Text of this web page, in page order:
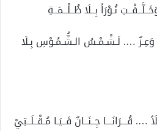
نُـوْرَاً بِــلَا ظُــلْــمَــةِ
…. لَـشْـمْـسُ الـشُّـمُـوْسِ بِـلَا
قُـــرَانَـــا جِــنَــانٌ فَــيَـا مُـقْــلَــتِيْ